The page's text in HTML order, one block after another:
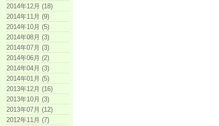
2014年12月 (18)
2014年11月 (9)
2014年10月 (5)
2014年08月 (3)
2014年07月 (3)
2014年06月 (2)
2014年04月 (3)
2014年01月 (5)
2013年12月 (16)
2013年10月 (3)
2013年07月 (12)
2012年11月 (7)